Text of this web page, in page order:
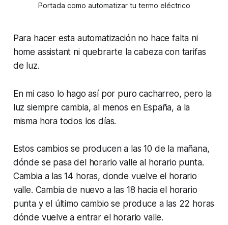
Portada como automatizar tu termo eléctrico
Para hacer esta automatización no hace falta ni
home assistant ni quebrarte la cabeza con tarifas
de luz.
En mi caso lo hago así por puro cacharreo, pero la
luz siempre cambia, al menos en España, a la
misma hora todos los días.
Estos cambios se producen a las 10 de la mañana,
dónde se pasa del horario valle al horario punta.
Cambia a las 14 horas, donde vuelve el horario
valle. Cambia de nuevo a las 18 hacia el horario
punta y el último cambio se produce a las 22 horas
dónde vuelve a entrar el horario valle.